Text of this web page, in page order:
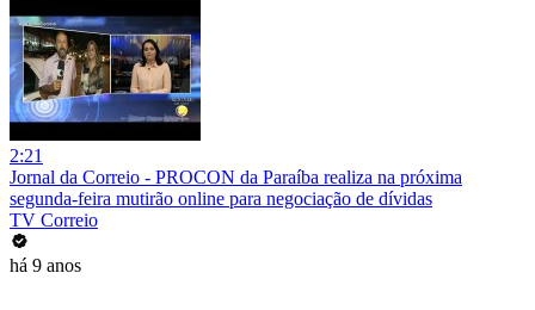
2:21
Jornal da Correio - PROCON da Paraíba realiza na próxima
segunda-feira mutirão online para negociação de dívidas
TV Correio
há 9 anos